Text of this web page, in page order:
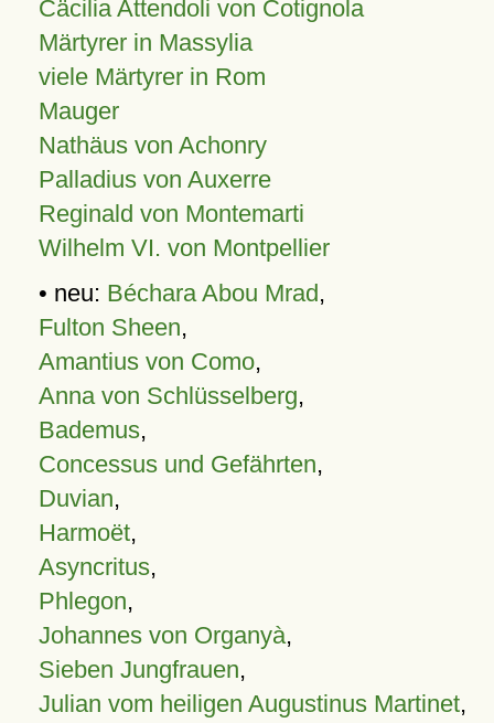
Cäcilia Attendoli von Cotignola
Märtyrer in Massylia
viele Märtyrer in Rom
Mauger
Nathäus von Achonry
Palladius von Auxerre
Reginald von Montemarti
Wilhelm VI. von Montpellier
• neu: Béchara Abou Mrad,
Fulton Sheen,
Amantius von Como,
Anna von Schlüsselberg,
Bademus,
Concessus und Gefährten,
Duvian,
Harmoët,
Asyncritus,
Phlegon,
Johannes von Organyà,
Sieben Jungfrauen,
Julian vom heiligen Augustinus Martinet,